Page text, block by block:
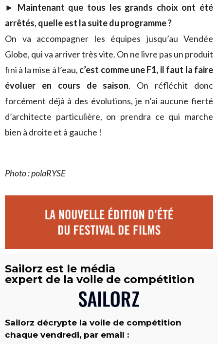
► Maintenant que tous les grands choix ont été
arrêtés, quelle est la suite du programme ?
On va accompagner les équipes jusqu’au Vendée
Globe, qui va arriver très vite. On ne livre pas un produit
fini à la mise à l’eau, c’est comme une F1, il faut la faire
évoluer en cours de saison. On réfléchit donc
forcément déjà à des évolutions, je n’ai aucune fierté
d’architecte particulière, on prendra ce qui marche
bien à droite et à gauche !
Photo : polaRYSE
Sailorz est le média
expert de la voile de compétition
Sailorz décrypte la voile de compétition
chaque vendredi, par email :